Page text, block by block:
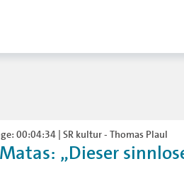
00:04:34 | SR kultur - Thomas Plaul
„Dieser